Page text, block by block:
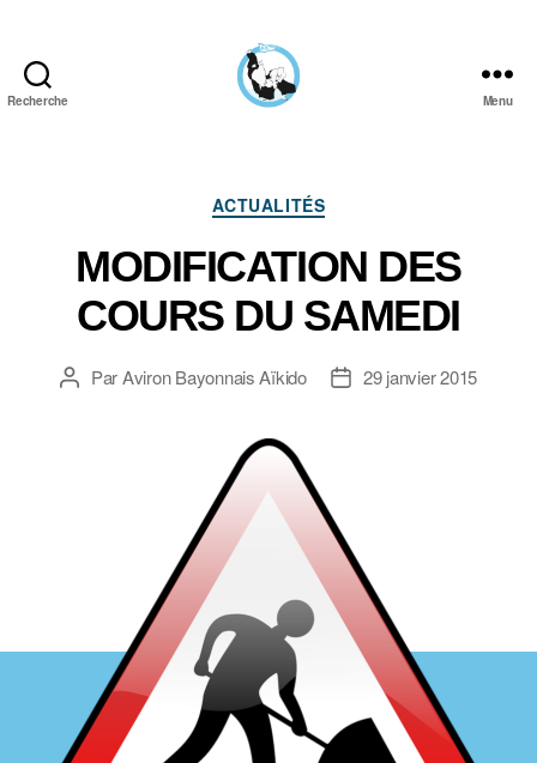
Recherche Menu
Catégories
ACTUALITÉS
MODIFICATION DES
COURS DU SAMEDI
Auteur
ParAviron Bayonnais Aïkido
Date29 janvier 2015